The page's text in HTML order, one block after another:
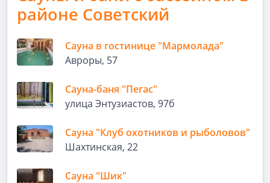
районе Советский
Сауна в гостинице "Мармолада"
Авроры, 57
Сауна-баня "Пегас"
улица Энтузиастов, 97б
Сауна "Клуб охотников и рыболовов"
Шахтинская, 22
Сауна "Шик"